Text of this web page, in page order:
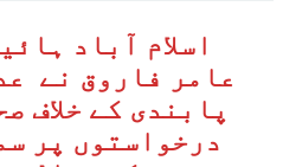
اسلام آباد
عامر فاروق نے
پابندی کے خلاف
درخواستوں پر